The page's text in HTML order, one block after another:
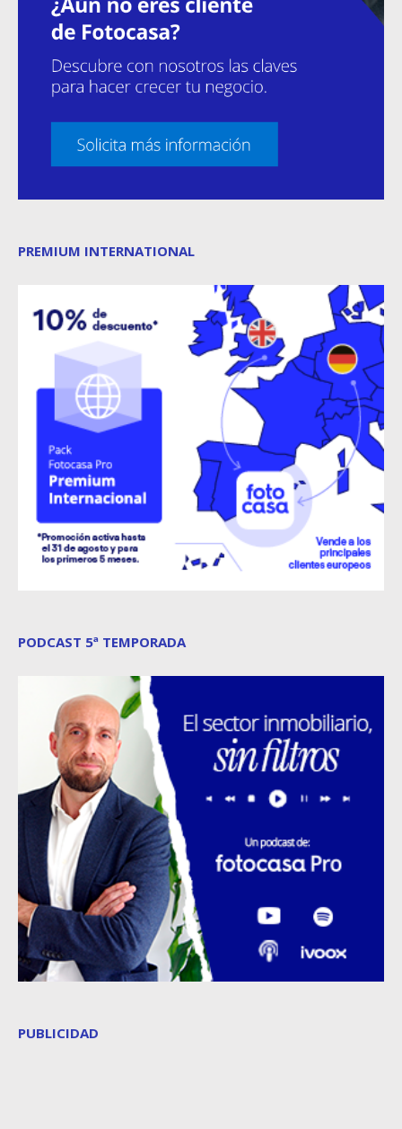
PREMIUM INTERNATIONAL
PODCAST 5ª TEMPORADA
PUBLICIDAD